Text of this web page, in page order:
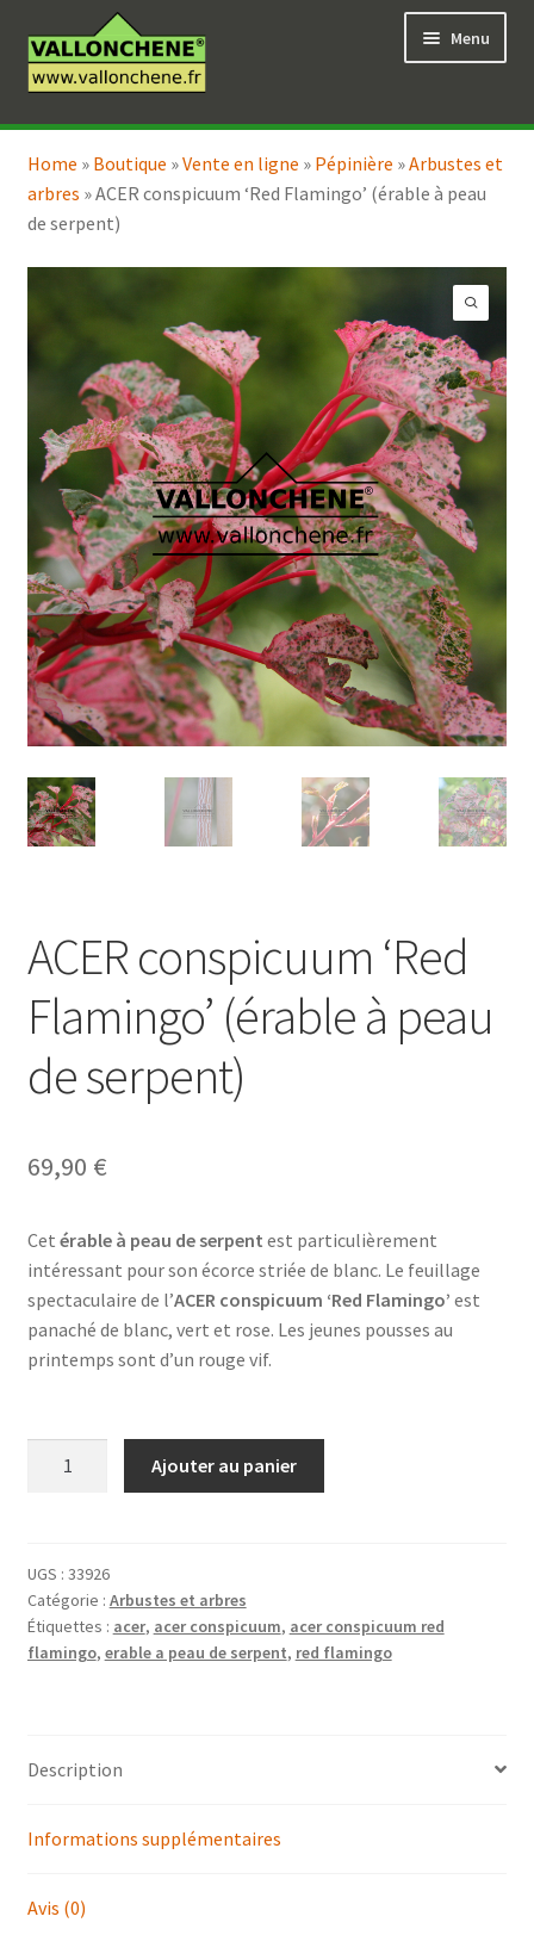
à
la
au
contenu
Menu
Vente en ligne
menu
enfant
Coaching pour le jardin
Ouvrir
le
Home » Boutique »Vente en ligne » Pépinière »Arbustes et
arbres »ACER conspicuum ‘Red Flamingo’ (érable à peau
de serpent)
ACER conspicuum ‘Red
Flamingo’ (érable à peau
de serpent)
69,90 €
Cet érable à peau de serpent est particulièrement
intéressant pour son écorce striée de blanc. Le feuillage
spectaculaire de l’ACER conspicuum ‘Red Flamingo’ est
panaché de blanc, vert et rose. Les jeunes pousses au
printemps sont d’un rouge vif.
'Red
Flamingo'
(érable
à
Ajouter au panier
UGS : 33926
Catégorie : Arbustes et arbres
Étiquettes : acer, acer conspicuum, acer conspicuum red
flamingo, erable a peau de serpent, red flamingo
Description
Informations supplémentaires
Avis (0)